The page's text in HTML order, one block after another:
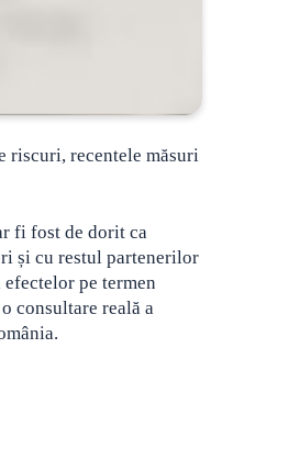
recentele măsuri
fi fost de dorit ca
și cu restul partenerilor
pe termen
consultare reală a